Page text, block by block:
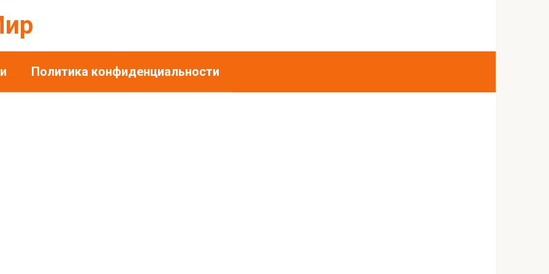
Политика конфиденциальности